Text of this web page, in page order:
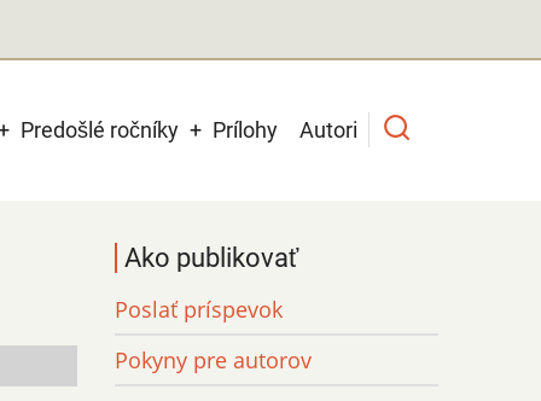
Predošlé ročníky Prílohy Autori
Ako publikovať
Poslať príspevok
Pokyny pre autorov